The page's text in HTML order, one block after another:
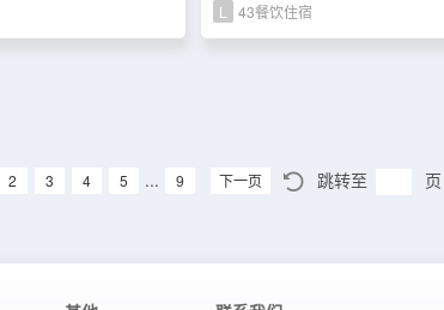
L 43餐饮住宿
2 3 4 5 ... 9 下一页 跳转至 页